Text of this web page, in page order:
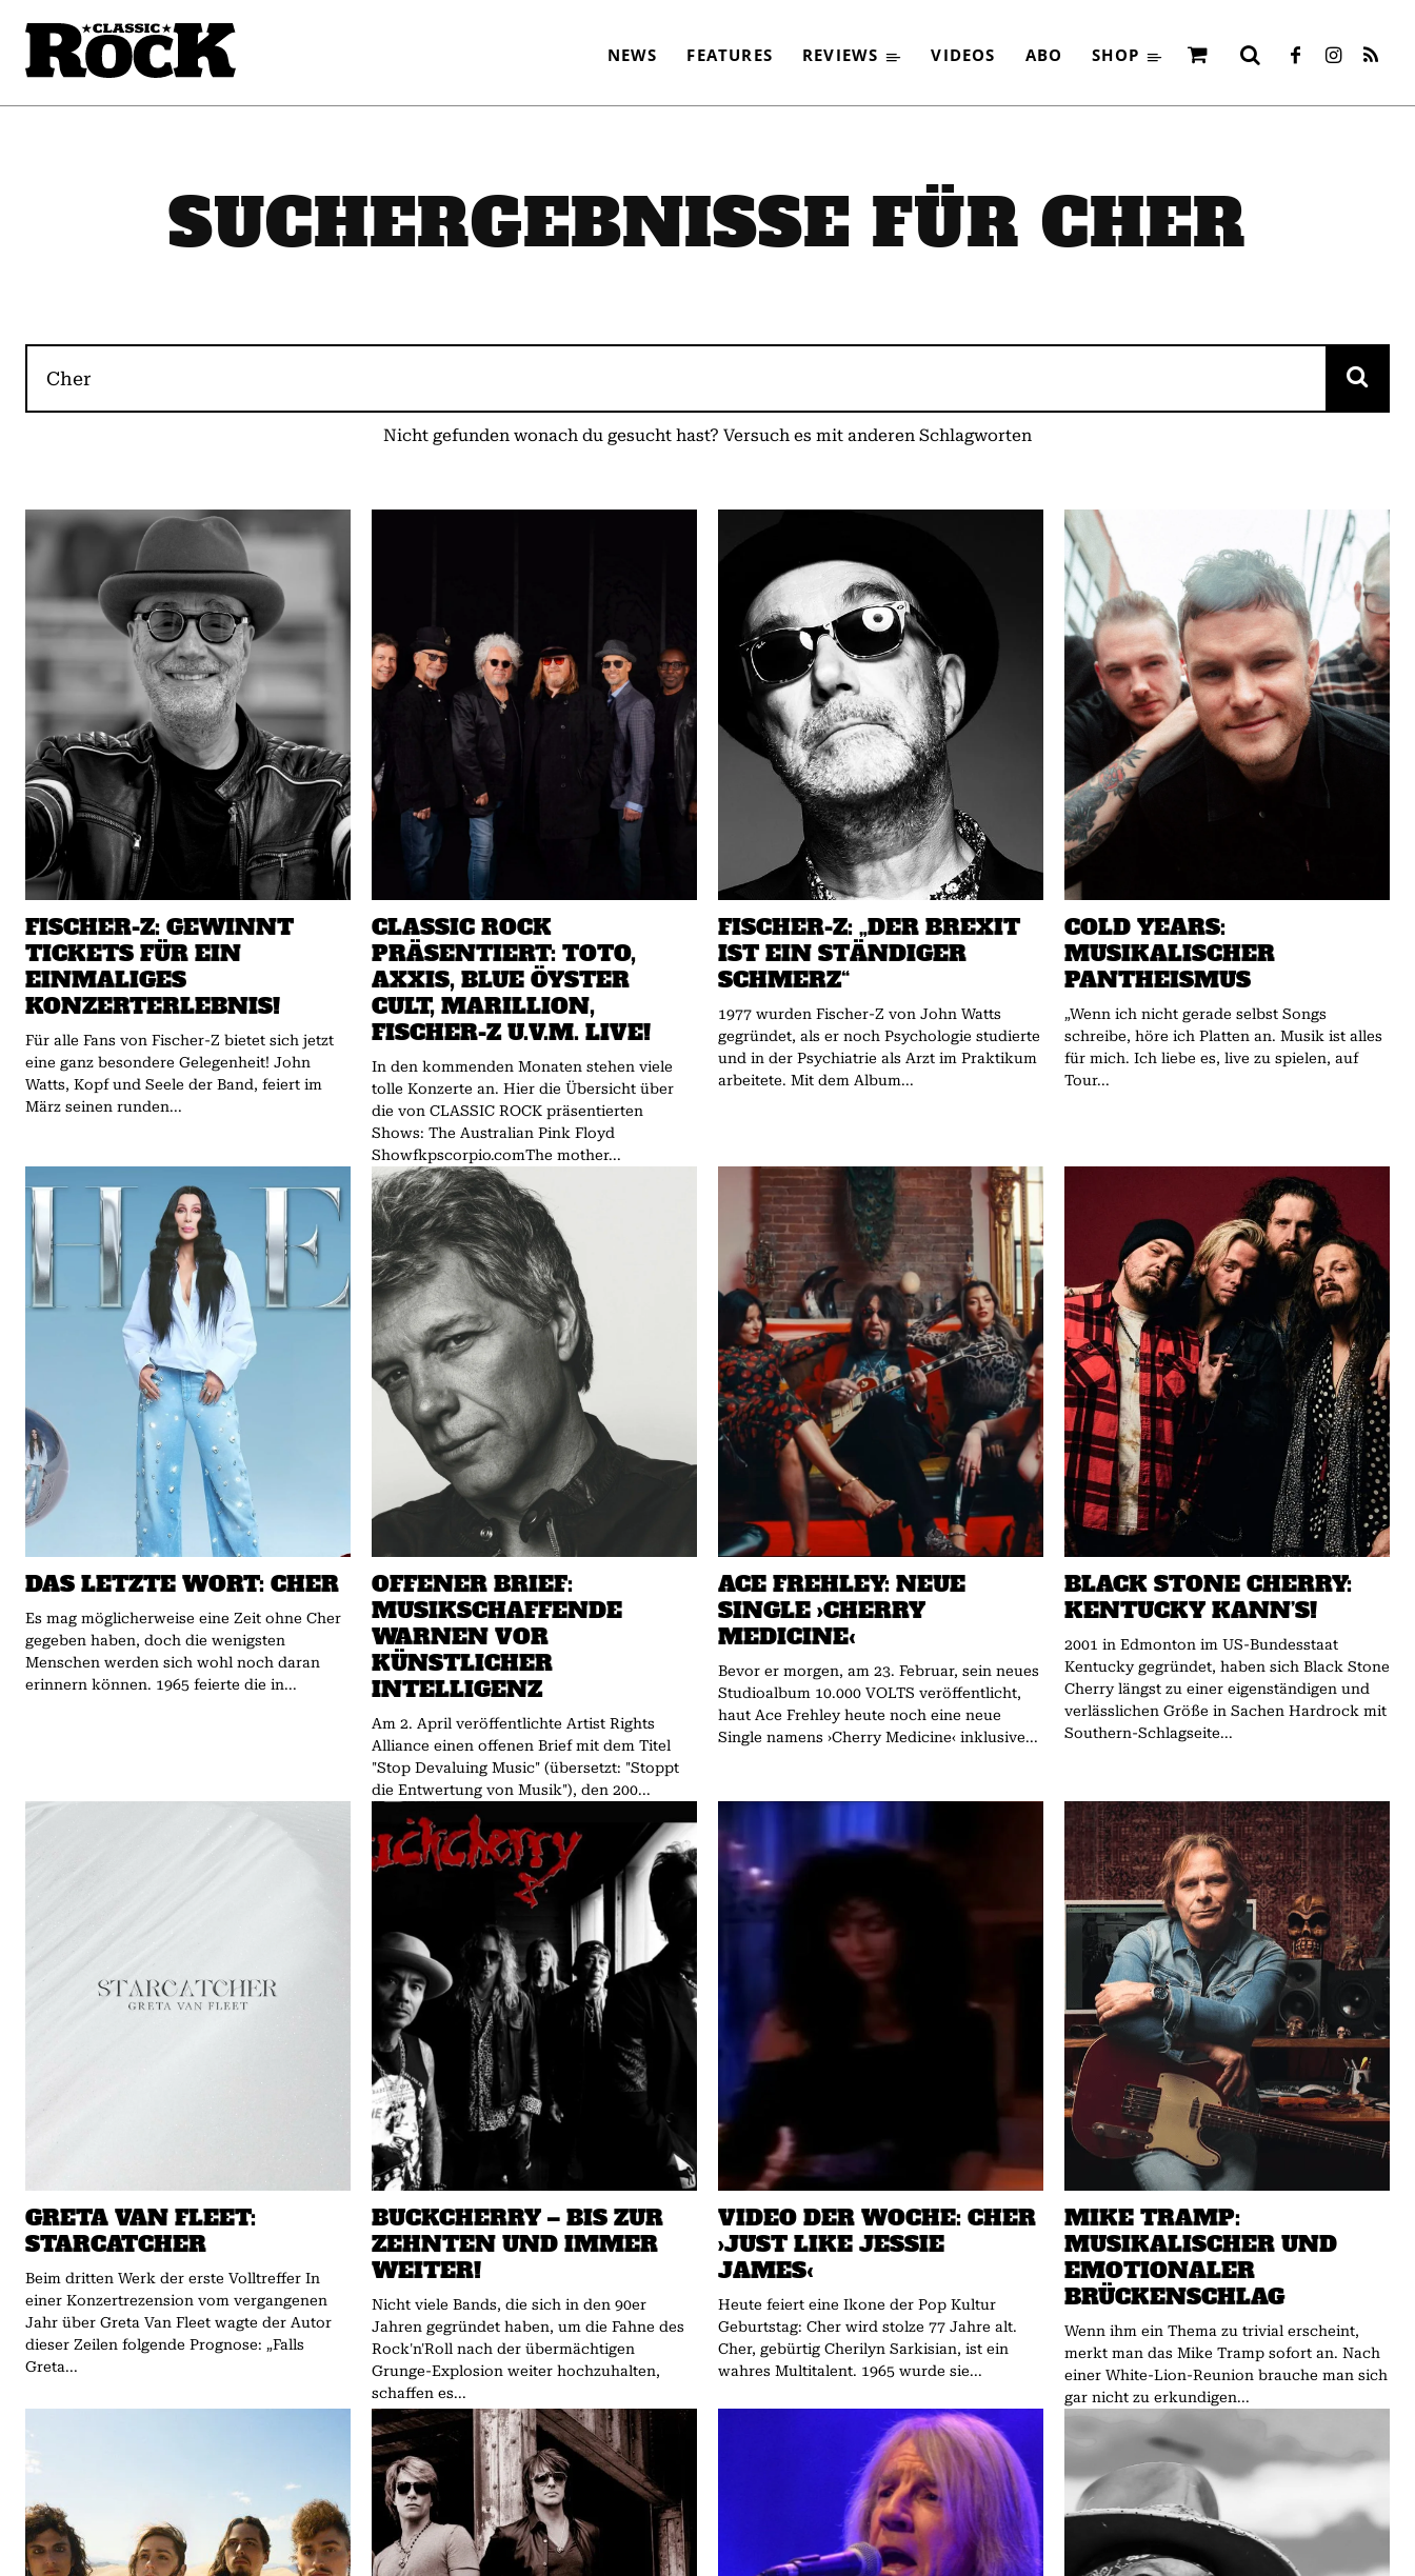
NEWS FEATURES REVIEWS VIDEOS ABO SHOP
SUCHERGEBNISSE FÜR CHER
Nicht gefunden wonach du gesucht hast? Versuch es mit anderen Schlagworten
FISCHER-Z: GEWINNT
TICKETS FÜR EIN
EINMALIGES
KONZERTERLEBNIS!
Für alle Fans von Fischer-Z bietet sich jetzt
eine ganz besondere Gelegenheit! John
Watts, Kopf und Seele der Band, feiert im
März seinen runden...
CLASSIC ROCK
PRÄSENTIERT: TOTO,
AXXIS, BLUE ÖYSTER
CULT, MARILLION,
FISCHER-Z U.V.M. LIVE!
In den kommenden Monaten stehen viele
tolle Konzerte an. Hier die Übersicht über
die von CLASSIC ROCK präsentierten
Shows: The Australian Pink Floyd
Showfkpscorpio.comThe mother...
FISCHER-Z: „DER BREXIT
IST EIN STÄNDIGER
SCHMERZ“
1977 wurden Fischer-Z von John Watts
gegründet, als er noch Psychologie studierte
und in der Psychiatrie als Arzt im Praktikum
arbeitete. Mit dem Album...
COLD YEARS:
MUSIKALISCHER
PANTHEISMUS
„Wenn ich nicht gerade selbst Songs
schreibe, höre ich Platten an. Musik ist alles
für mich. Ich liebe es, live zu spielen, auf
Tour...
DAS LETZTE WORT: CHER
Es mag möglicherweise eine Zeit ohne Cher
gegeben haben, doch die wenigsten
Menschen werden sich wohl noch daran
erinnern können. 1965 feierte die in...
OFFENER BRIEF:
MUSIKSCHAFFENDE
WARNEN VOR
KÜNSTLICHER
INTELLIGENZ
Am 2. April veröffentlichte Artist Rights
Alliance einen offenen Brief mit dem Titel
"Stop Devaluing Music" (übersetzt: "Stoppt
die Entwertung von Musik"), den 200...
ACE FREHLEY: NEUE
SINGLE ›CHERRY
MEDICINE‹
Bevor er morgen, am 23. Februar, sein neues
Studioalbum 10.000 VOLTS veröffentlicht,
haut Ace Frehley heute noch eine neue
Single namens ›Cherry Medicine‹ inklusive...
BLACK STONE CHERRY:
KENTUCKY KANN’S!
2001 in Edmonton im US-Bundesstaat
Kentucky gegründet, haben sich Black Stone
Cherry längst zu einer eigenständigen und
verlässlichen Größe in Sachen Hardrock mit
Southern-Schlagseite...
GRETA VAN FLEET:
STARCATCHER
Beim dritten Werk der erste Volltreffer In
einer Konzertrezension vom vergangenen
Jahr über Greta Van Fleet wagte der Autor
dieser Zeilen folgende Prognose: „Falls
Greta...
BUCKCHERRY – BIS ZUR
ZEHNTEN UND IMMER
WEITER!
Nicht viele Bands, die sich in den 90er
Jahren gegründet haben, um die Fahne des
Rock'n'Roll nach der übermächtigen
Grunge-Explosion weiter hochzuhalten,
schaffen es...
VIDEO DER WOCHE: CHER
›JUST LIKE JESSIE
JAMES‹
Heute feiert eine Ikone der Pop Kultur
Geburtstag: Cher wird stolze 77 Jahre alt.
Cher, gebürtig Cherilyn Sarkisian, ist ein
wahres Multitalent. 1965 wurde sie...
MIKE TRAMP:
MUSIKALISCHER UND
EMOTIONALER
BRÜCKENSCHLAG
Wenn ihm ein Thema zu trivial erscheint,
merkt man das Mike Tramp sofort an. Nach
einer White-Lion-Reunion brauche man sich
gar nicht zu erkundigen...